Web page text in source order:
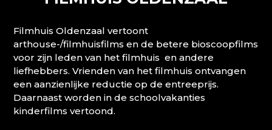
Filmhuis Oldenzaal vertoont
arthouse-/filmhuisfilms en de betere bioscoopfilms
voor zijn leden van het filmhuis en andere
liefhebbers. Vrienden van het filmhuis ontvangen
een aanzienlijke reductie op de entreeprijs.
Daarnaast worden in de schoolvakanties
kinderfilms vertoond.